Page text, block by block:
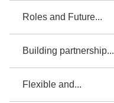
Roles and Future...
Building partnership...
Flexible and...